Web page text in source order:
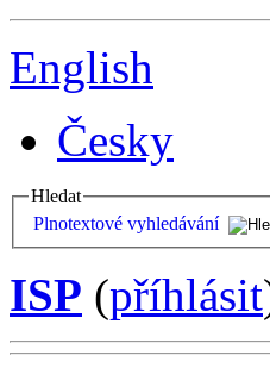
English
Česky
Hledat
Plnotextové vyhledávání
ISP (příhlásit